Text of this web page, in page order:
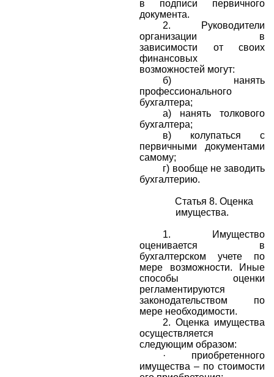
в подписи первичного
документа.
2. Руководители
организации в
зависимости от своих
финансовых
возможностей могут:
б) нанять
профессионального
бухгалтера;
а) нанять толкового
бухгалтера;
в) колупаться с
первичными документами
самому;
г) вообще не заводить
бухгалтерию.
Статья 8. Оценка
имущества.
1. Имущество
оценивается в
бухгалтерском учете по
мере возможности. Иные
способы оценки
регламентируются
законодательством по
мере необходимости.
2.Оценка имущества
осуществляется
следующим образом:
·
приобретенного
имущества – по стоимости